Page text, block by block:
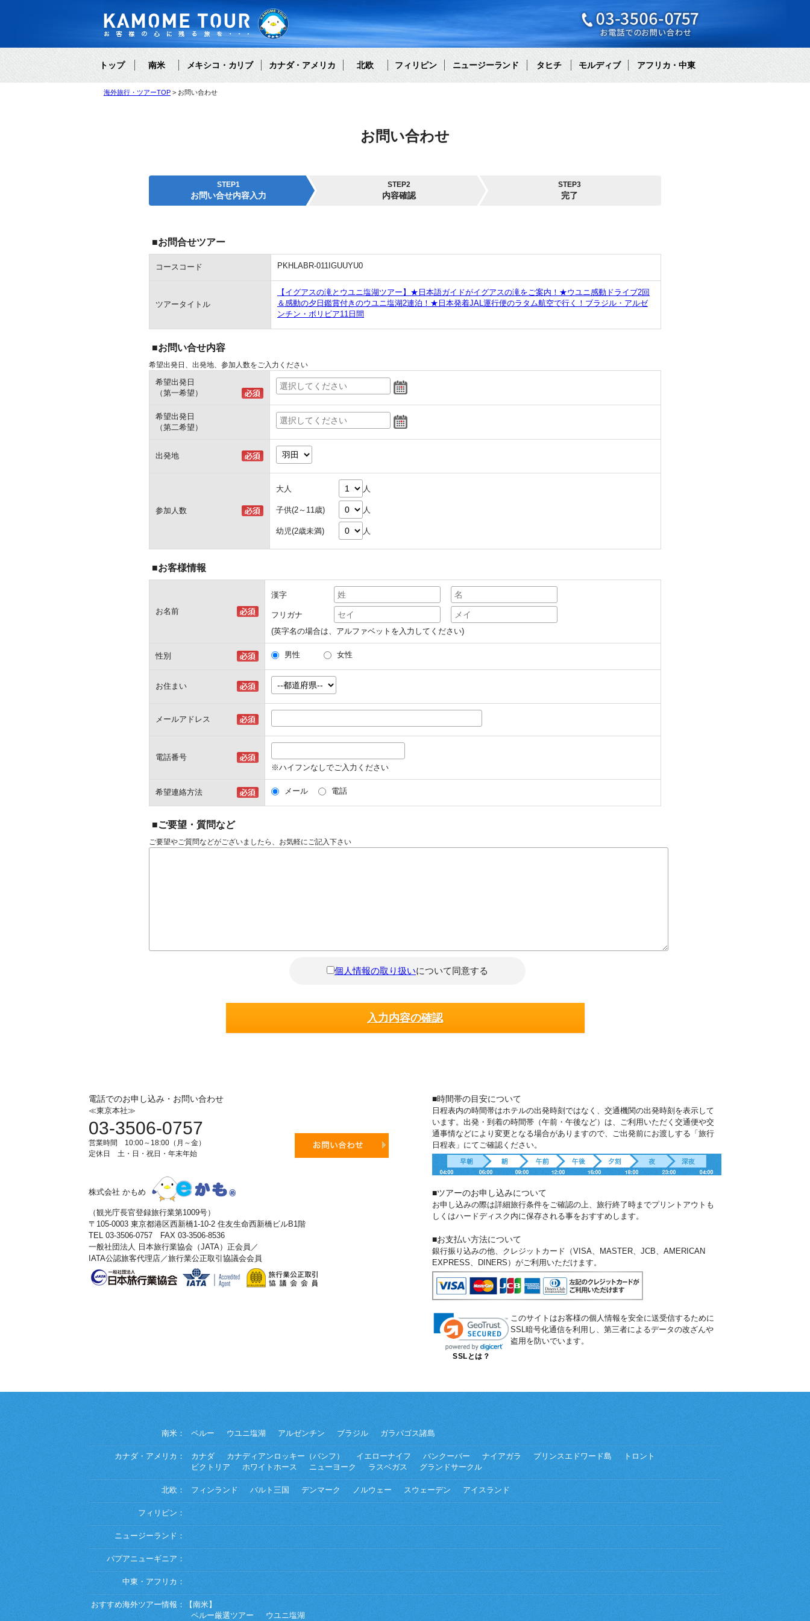
トップ 南米 メキシコ・カリブ カナダ・アメリカ 北欧 フィリピン ニュージーランド タヒチ モルディブ アフリカ・中東
海外旅行・ツアーTOP お問い合わせ
お問い合わせ
STEP1
お問い合せ内容入力
STEP2
内容確認
STEP3
完了
■お問合せツアー
コースコード PKHLABR-011IGUUYU0
ツアータイトル
【イグアスの滝とウユニ塩湖ツアー】★日本語ガイドがイグアスの滝をご案内！★ウユニ感動ドライブ2回
＆感動の夕日鑑賞付きのウユニ塩湖2連泊！★日本発着JAL運行便のラタム航空で行く！ブラジル・アルゼ
ンチン・ボリビア11日間
■お問い合せ内容
希望出発日、出発地、参加人数をご入力ください
希望出発日
（第一希望）
希望出発日
（第二希望）
出発地
参加人数
大人 人
子供(2～11歳) 人
幼児(2歳未満) 人
■お客様情報
お名前
漢字
フリガナ
(英字名の場合は、アルファベットを入力してください)
性別 男性 女性
お住まい
メールアドレス
電話番号
※ハイフンなしでご入力ください
希望連絡方法 メール 電話
■ご要望・質問など
ご要望やご質問などがございましたら、お気軽にご記入下さい
個人情報の取り扱いについて同意する
電話でのお申し込み・お問い合わせ
≪東京本社≫
03-3506-0757
営業時間 10:00～18:00（月～金）
定休日 土・日・祝日・年末年始
株式会社 かもめ
（観光庁長官登録旅行業第1009号）
〒105-0003 東京都港区西新橋1-10-2 住友生命西新橋ビルB1階
TEL 03-3506-0757 FAX 03-3506-8536
一般社団法人 日本旅行業協会（JATA）正会員／
IATA公認旅客代理店／旅行業公正取引協議会会員
■時間帯の目安について
日程表内の時間帯はホテルの出発時刻ではなく、交通機関の出発時刻を表示して
います。出発・到着の時間帯（午前・午後など）は、ご利用いただく交通便や交
通事情などにより変更となる場合がありますので、ご出発前にお渡しする「旅行
日程表」にてご確認ください。
■ツアーのお申し込みについて
お申し込みの際は詳細旅行条件をご確認の上、旅行終了時までプリントアウトも
しくはハードディスク内に保存される事をおすすめします。
■お支払い方法について
銀行振り込みの他、クレジットカード（VISA、MASTER、JCB、AMERICAN
EXPRESS、DINERS）がご利用いただけます。
SSLとは？
このサイトはお客様の個人情報を安全に送受信するために
SSL暗号化通信を利用し、第三者によるデータの改ざんや
盗用を防いでいます。
南米： ペルー ウユニ塩湖 アルゼンチン ブラジル ガラパゴス諸島
カナダ・アメリカ： カナダ カナディアンロッキー（バンフ） イエローナイフ バンクーバー ナイアガラ プリンスエドワード島
トロント
ビクトリア
ホワイトホース ニューヨーク ラスベガス グランドサークル
北欧： フィンランド バルト三国 デンマーク ノルウェー スウェーデン アイスランド
フィリピン：
ニュージーランド：
パプアニューギニア：
中東・アフリカ：
おすすめ海外ツアー情報：
【南米】
ペルー厳選ツアー
ウユニ塩湖